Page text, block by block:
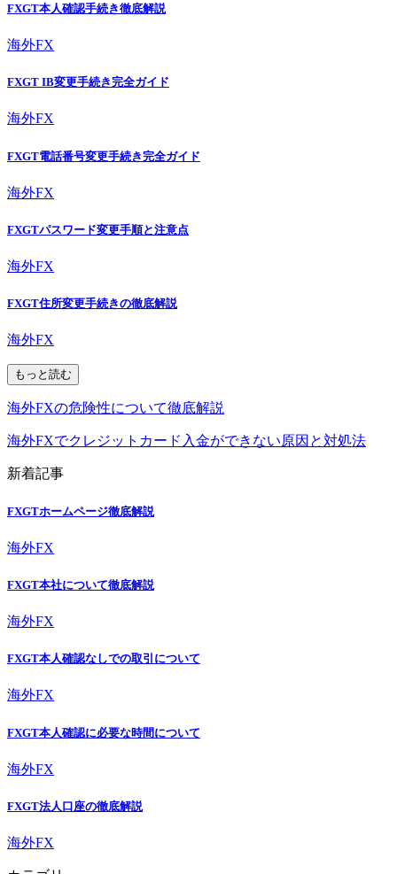
FXGT本人確認手続き徹底解説
海外FX
FXGT IB変更手続き完全ガイド
海外FX
FXGT電話番号変更手続き完全ガイド
海外FX
FXGTパスワード変更手順と注意点
海外FX
FXGT住所変更手続きの徹底解説
海外FX
もっと読む
海外FXの危険性について徹底解説
海外FXでクレジットカード入金ができない原因と対処法
新着記事
FXGTホームページ徹底解説
海外FX
FXGT本社について徹底解説
海外FX
FXGT本人確認なしでの取引について
海外FX
FXGT本人確認に必要な時間について
海外FX
FXGT法人口座の徹底解説
海外FX